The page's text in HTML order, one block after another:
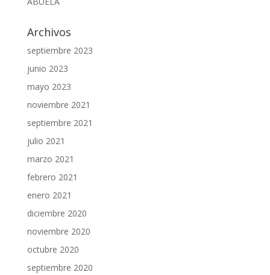
Archivos
septiembre 2023
junio 2023
mayo 2023
noviembre 2021
septiembre 2021
julio 2021
marzo 2021
febrero 2021
enero 2021
diciembre 2020
noviembre 2020
octubre 2020
septiembre 2020